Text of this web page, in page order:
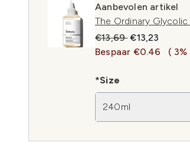
Aanbevolen artikel
The Ordinary
Recommended Retail
€13,69Huidige prijs:
€13,23
Bespaar €0.46
(
*Size
240ml